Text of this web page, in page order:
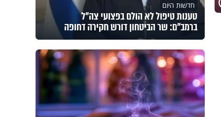
חדשות היום
טענות טיפול לא הולם בפצועי צה"ל
ברמב"ם: שר הביטחון דורש חקירה דחופה